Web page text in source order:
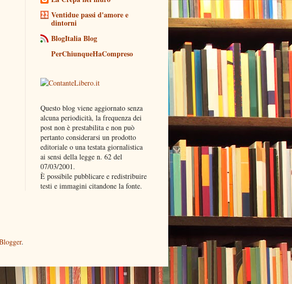
Ventidue passi d'amore e
dintorni
BlogItalia Blog
PerChiunqueHaCompreso
Questo blog viene aggiornato senza
alcuna periodicità, la frequenza dei
post non è prestabilita e non può
pertanto considerarsi un prodotto
editoriale o una testata giornalistica
ai sensi della legge n. 62 del
07/03/2001.
È possibile pubblicare e redistribuire
testi e immagini citandone la fonte.
.